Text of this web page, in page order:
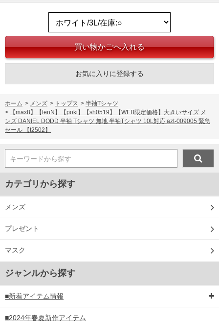
お気に入りに登録する
ホーム > メンズ > トップス > 半袖Tシャツ
>
【max8】【tenN】【poki】【sh0519】【WEB限定価格】大きいサイズ メ
ンズ DANIEL DODD 半袖 Tシャツ 無地 半袖Tシャツ 10L対応 azt-009005 緊急
セール 【t2502】
キーワードから探す
カテゴリから探す
メンズ
プレゼント
マスク
ジャンルから探す
■新着アイテム情報
■2024年春夏新作アイテム